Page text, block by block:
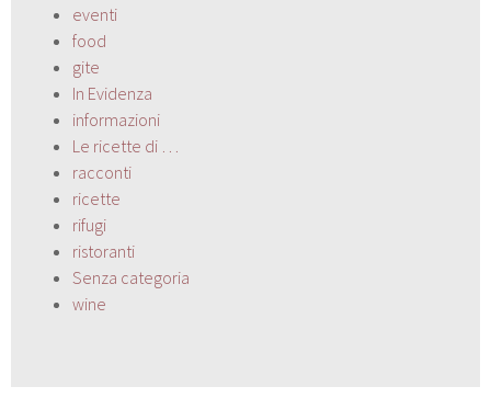
eventi
food
gite
In Evidenza
informazioni
Le ricette di …
racconti
ricette
rifugi
ristoranti
Senza categoria
wine